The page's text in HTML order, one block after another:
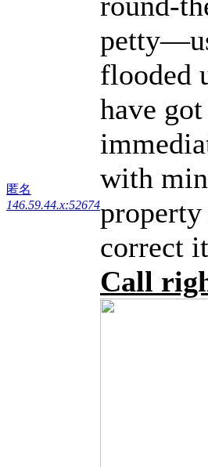
匿名
146.59.44.x:52674
flooded
have
with
correct
Call